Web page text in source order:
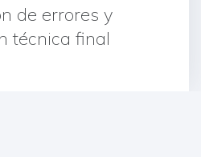
de errores y
técnica final